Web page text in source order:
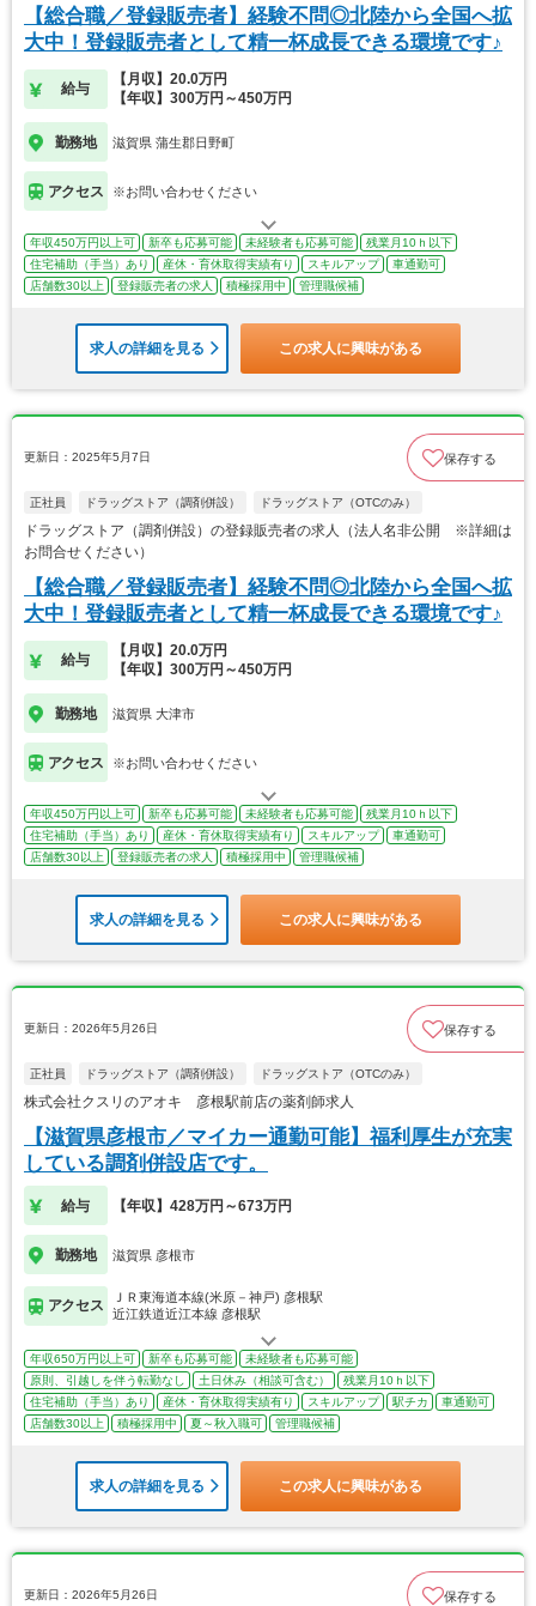
【総合職／登録販売者】経験不問◎北陸から全国へ拡
大中！登録販売者として精一杯成長できる環境です♪
給与
【月収】20.0万円
【年収】300万円～450万円
勤務地 滋賀県 蒲生郡日野町
アクセス ※お問い合わせください
年収450万円以上可 新卒も応募可能 未経験者も応募可能
残業月10ｈ以下
住宅補助（手当）あり
産休・育休取得実績有り スキルアップ
車通勤可
店舗数30以上
登録販売者の求人 積極採用中 管理職候補
求人の詳細を見る この求人に興味がある
更新日：2025年5月7日 保存する
正社員 ドラッグストア（調剤併設） ドラッグストア（OTCのみ）
ドラッグストア（調剤併設）の登録販売者の求人（法人名非公開 ※詳細は
お問合せください）
【総合職／登録販売者】経験不問◎北陸から全国へ拡
大中！登録販売者として精一杯成長できる環境です♪
給与
【月収】20.0万円
【年収】300万円～450万円
勤務地 滋賀県 大津市
アクセス ※お問い合わせください
年収450万円以上可 新卒も応募可能 未経験者も応募可能
残業月10ｈ以下
住宅補助（手当）あり
産休・育休取得実績有り スキルアップ
車通勤可
店舗数30以上
登録販売者の求人 積極採用中 管理職候補
求人の詳細を見る この求人に興味がある
更新日：2026年5月26日 保存する
正社員 ドラッグストア（調剤併設） ドラッグストア（OTCのみ）
株式会社クスリのアオキ 彦根駅前店の薬剤師求人
【滋賀県彦根市／マイカー通勤可能】福利厚生が充実
している調剤併設店です。
給与 【年収】428万円～673万円
勤務地 滋賀県 彦根市
アクセス
ＪＲ東海道本線(米原－神戸) 彦根駅
近江鉄道近江本線 彦根駅
年収650万円以上可 新卒も応募可能
未経験者も応募可能
原則、引越しを伴う転勤なし
土日休み（相談可含む）
残業月10ｈ以下
住宅補助（手当）あり
産休・育休取得実績有り スキルアップ 駅チカ
車通勤可
店舗数30以上
積極採用中 夏～秋入職可 管理職候補
求人の詳細を見る この求人に興味がある
更新日：2026年5月26日 保存する